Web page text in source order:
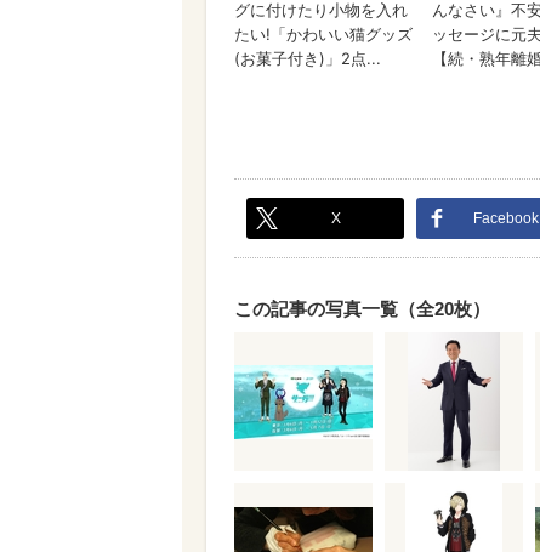
X Facebook
この記事の写真一覧（全20枚）